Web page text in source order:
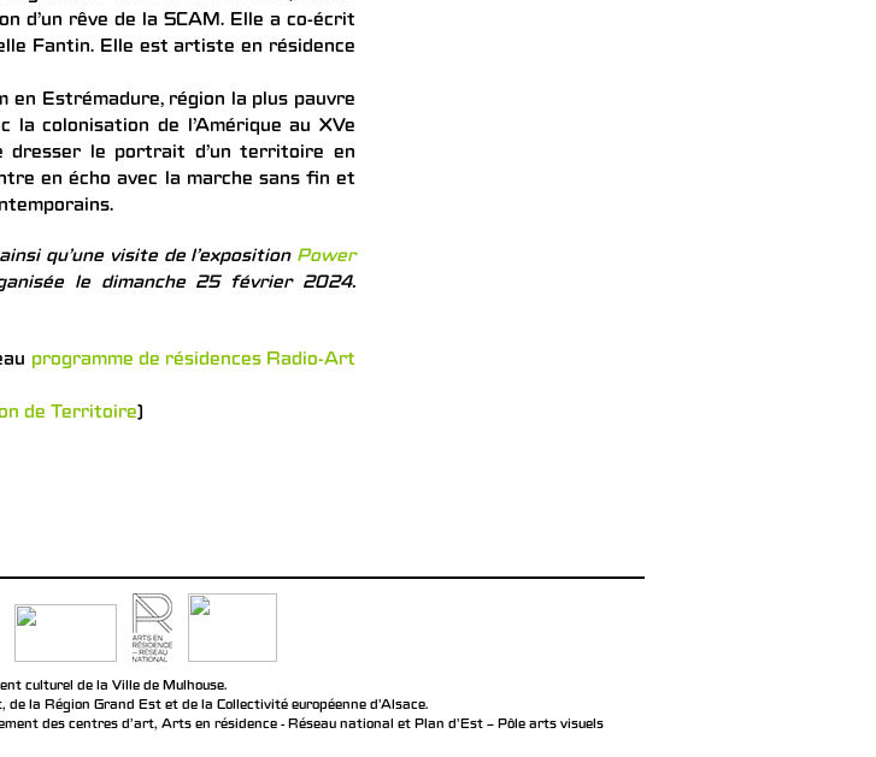
d’un rêve de la SCAM. Elle a co-écrit
Fantin. Elle est artiste en résidence
Estrémadure, région la plus pauvre
la colonisation de l’Amérique au XVe
dresser le portrait d’un territoire en
en écho avec la marche sans fin et
qu’une visite de l’exposition Power
le dimanche 25 février 2024.
programme de résidences Radio-Art
de Territoire)
culturel de la Ville de Mulhouse.
la Région Grand Est et de la Collectivité européenne d’Alsace.
des centres d'art, Arts en résidence - Réseau national et Plan d’Est – Pôle arts visuels